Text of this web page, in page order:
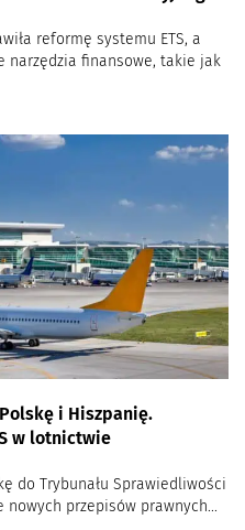
reformę systemu ETS, a
narzędzia finansowe, takie jak
i Hiszpanię.
w lotnictwie
do Trybunału Sprawiedliwości
przepisów prawnych...